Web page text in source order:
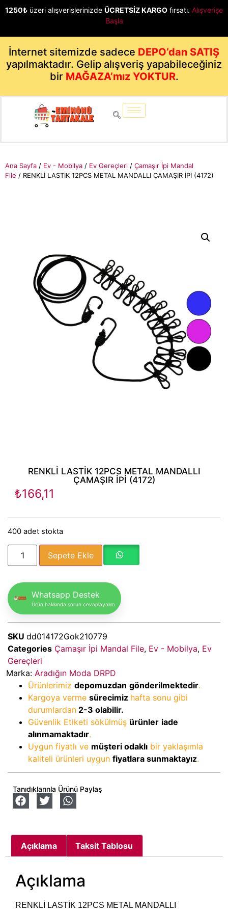
1250₺ üzeri alışverişlerinizde ÜCRETSİZ KARGO fırsatı. Alışverişe
Başla
İnternet sitemizde sadece DEPO’dan SATIŞ
yapılmaktadır. Gelip alışveriş yapabileceğiniz
bir MAĞAZA’mız YOKTUR.
Ana Sayfa / Ev - Mobilya / Ev Gereçleri / Çamaşır İpi Mandal
File / RENKLİ LASTİK 12PCS METAL MANDALLI ÇAMAŞIR İPİ (4172)
RENKLİ LASTİK 12PCS METAL MANDALLI
ÇAMAŞIR İPİ (4172)
₺166,11
400 adet stokta
Sepete Ekle
Whatsapp Destek
Ürün hakkında sorun cevaplayalım
SKU dd014172Gok210779
Categories Çamaşır İpi Mandal File, Ev - Mobilya, Ev
Gereçleri
Marka: Aradığın Moda DRPD
Ürünlerimiz depomuzdan gönderilmektedir.
Kargoya verme sürecimiz hafta sonu gibi
durumlardan 2-3 olabilir.
Güvenlik Etiketi sökülmüş ürünler iade
alınmamaktadır.
Uygun fiyatlı ve müşteri odaklı bir yaklaşımla
kaliteli ürünleri uygun fiyatlara sunmaktayız.
Tanıdıklarınla Ürünü Paylaş
Açıklama Taksit Tablosu
Açıklama
RENKLİ LASTİK 12PCS METAL MANDALLI